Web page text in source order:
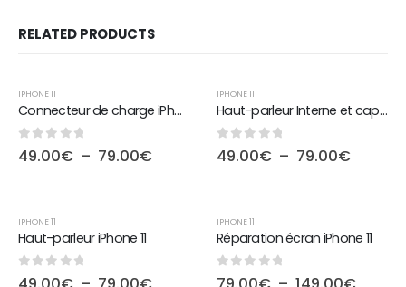
RELATED PRODUCTS
-18%
IPHONE 11
Connecteur de charge iPhone 11
0 sur 5
49.00€ – 79.00€
-18%
IPHONE 11
Haut-parleur Interne et capteur frontaux iPhone 11
0 sur 5
49.00€ – 79.00€
-18%
IPHONE 11
Haut-parleur iPhone 11
0 sur 5
-20%
IPHONE 11
Réparation écran iPhone 11
0sur 5